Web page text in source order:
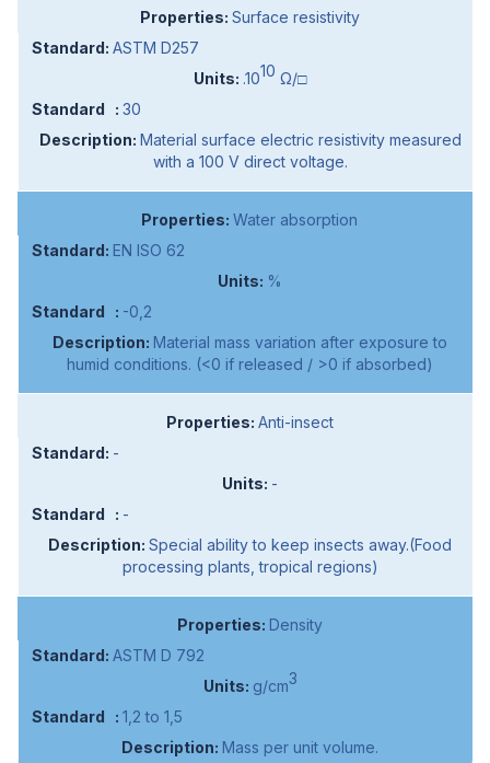
Surface resistivity
ASTM D257
.1010 Ω/□
30
Material surface electric resistivity measured
with a 100 V direct voltage.
Water absorption
EN ISO 62
%
-0,2
Material mass variation after exposure to
humid conditions. (<0 if released / >0 if absorbed)
Anti-insect
-
-
-
Special ability to keep insects away.(Food
processing plants, tropical regions)
Density
ASTM D 792
g/cm3
1,2 to 1,5
Mass per unit volume.